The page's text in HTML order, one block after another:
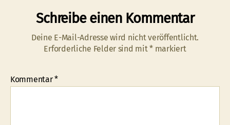
Schreibe einen Kommentar
Deine E-Mail-Adresse wird nicht veröffentlicht.
Erforderliche Felder sind mit* markiert
Kommentar*